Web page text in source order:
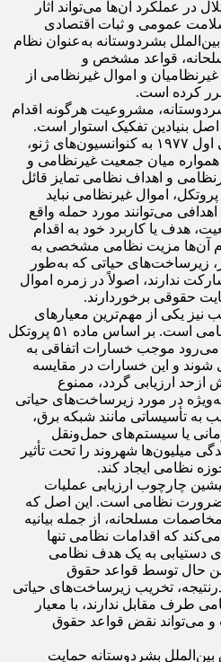
اقتصادی و اجتماعی هر
عملکرد آن‌ها می‌تواند آثار
عمومی و ثبات اقتصادی
بشردوستانه به‌عنوان نظام
قواعد مشخص و
و اموال غیرنظامی از
کرده است.
مشروعیت هرگونه اقدام
بنیادین تفکیک استوار است.
مطابق ماده ۴۸ پروتکل الحاقی اول ۱۹۷۷ به کنوانسیون‌های ژنو،
میان جمعیت غیرنظامی و
و اهداف نظامی تمایز قائل
ماده ۵۲ همین پروتکل، اموال غیرنظامی نباید
می‌توانند مورد حمله واقع
هدف یا کاربرد خود به اقدام
آن‌ها مزیت نظامی مشخصی به
زیرساخت‌های حیاتی که به‌طور
ندارند، اصولاً در زمره اموال
حقوقی برخوردارند.
نیز یکی از مهم‌ترین معیارهای
ارزیابی مشروعیت عملیات نظامی است. بر اساس ماده ۵۱ پروتکل
می‌رود موجب خسارات اتفاقی به
شوند و این خسارات در مقایسه
ازحد ارزیابی گردد، ممنوع
در مورد زیرساخت‌های حیاتی
به تأسیساتی مانند شبکه برق،
یا سیستم‌های حمل‌ونقل
میلیون‌ها شهروند را تحت تأثیر
نظامی ایجاد کند.
چارچوب ارزیابی عملیات
نظامی است. این اصل که
مسلحانه، از جمله بیانیه
دارد، بیان می‌کند که اقدامات نظامی تنها
دستیابی به یک هدف نظامی
حال توسط قواعد حقوق
تخریب زیرساخت‌های حیاتی
طرف مقابل ندارند، با معیار
نقض قواعد حقوق